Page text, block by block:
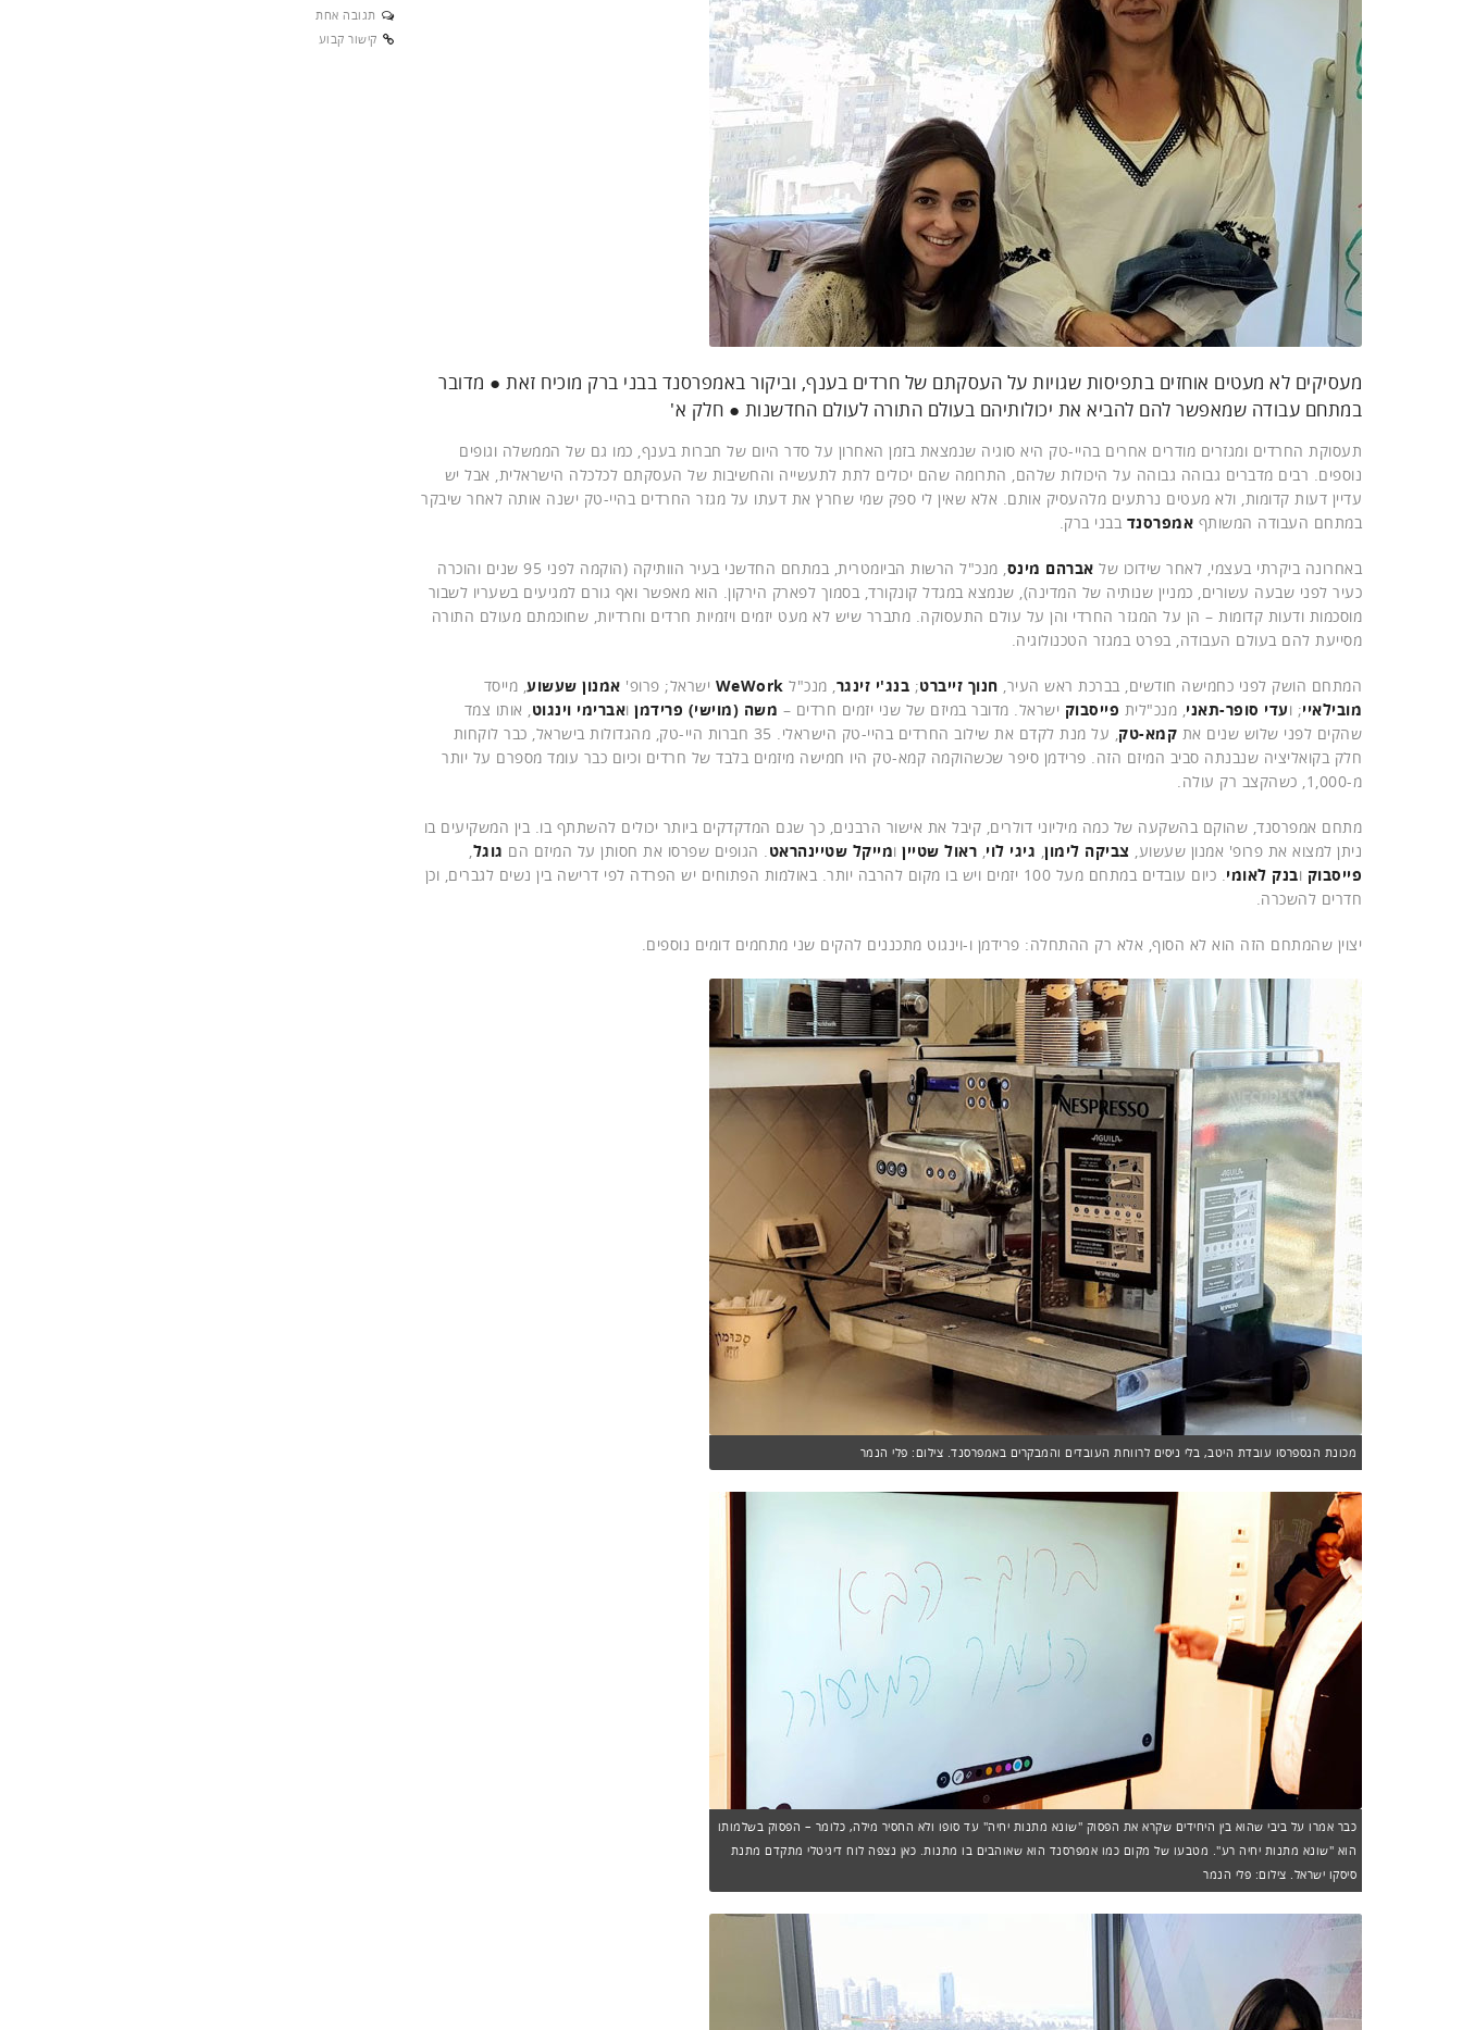
תגובה אחת
קישור קבוע
מעסיקים לא מעטים אוחזים בתפיסות שגויות על העסקתם של חרדים בענף, וביקור באמפרסנד בבני ברק מוכיח זאת ● מדובר
במתחם עבודה שמאפשר להם להביא את יכולותיהם בעולם התורה לעולם החדשנות ● חלק א'
תעסוקת החרדים ומגזרים מודרים אחרים בהיי-טק היא סוגיה שנמצאת בזמן האחרון על סדר היום של חברות בענף, כמו גם של הממשלה וגופים
נוספים. רבים מדברים גבוהה גבוהה על היכולות שלהם, התרומה שהם יכולים לתת לתעשייה והחשיבות של העסקתם לכלכלה הישראלית, אבל יש
עדיין דעות קדומות, ולא מעטים נרתעים מלהעסיק אותם. אלא שאין לי ספק שמי שחרץ את דעתו על מגזר החרדים בהיי-טק ישנה אותה לאחר שיבקר
במתחם העבודה המשותף אמפרסנד בבני ברק.
באחרונה ביקרתי בעצמי, לאחר שידוכו של אברהם מינס
, מנכ"ל הרשות הביומטרית, במתחם החדשני בעיר הוותיקה (הוקמה לפני 95 שנים והוכרה
כעיר לפני שבעה עשורים, כמניין שנותיה של המדינה), שנמצא במגדל קונקורד, בסמוך לפארק הירקון. הוא מאפשר ואף גורם למגיעים בשעריו לשבור
מוסכמות ודעות קדומות – הן על המגזר החרדי והן על עולם התעסוקה. מתברר שיש לא מעט יזמים ויזמיות חרדים וחרדיות, שחוכמתם מעולם התורה
מסייעת להם בעולם העבודה, בפרט במגזר הטכנולוגיה.
המתחם הושק לפני כחמישה חודשים, בברכת ראש העיר, חנוך זייברט; בנג'י זינגר, מנכ"ל WeWork ישראל; פרופ' אמנון שעשוע, מייסד
מובילאיי; ועדי סופר-תאני, מנכ"לית פייסבוק ישראל. מדובר במיזם של שני יזמים חרדים – משה (מוישי) פרידמן ואברימי וינגוט, אותו צמד
שהקים לפני שלוש שנים את קמא-טק
, על מנת לקדם את שילוב החרדים בהיי-טק הישראלי. 35 חברות היי-טק, מהגדולות בישראל, כבר לוקחות
חלק בקואליציה שנבנתה סביב המיזם הזה. פרידמן סיפר שכשהוקמה קמא-טק היו חמישה מיזמים בלבד של חרדים וכיום כבר עומד מספרם על יותר
מ-1,000, כשהקצב רק עולה.
מתחם אמפרסנד, שהוקם בהשקעה של כמה מיליוני דולרים, קיבל את אישור הרבנים, כך שגם המדקדקים ביותר יכולים להשתתף בו. בין המשקיעים בו
ניתן למצוא את פרופ' אמנון שעשוע, צביקה לימון, גיגי לוי, ראול שטיין ומייקל שטיינהראט. הגופים שפרסו את חסותן על המיזם הם גוגל,
פייסבוק ובנק לאומי
. כיום עובדים במתחם מעל 100 יזמים ויש בו מקום להרבה יותר. באולמות הפתוחים יש הפרדה לפי דרישה בין נשים לגברים, וכן
חדרים להשכרה.
יצוין שהמתחם הזה הוא לא הסוף, אלא רק ההתחלה: פרידמן ו-וינגוט מתכננים להקים שני מתחמים דומים נוספים.
מכונת הנספרסו עובדת היטב, בלי ניסים לרווחת העובדים והמבקרים באמפרסנד. צילום: פלי הנמר
כבר אמרו על ביבי שהוא בין היחידים שקרא את הפסוק "שונא מתנות יחיה" עד סופו ולא החסיר מילה, כלומר – הפסוק בשלמותו
הוא "שונא מתנות יחיה רע". מטבעו של מקום כמו אמפרסנד הוא שאוהבים בו מתנות. כאן נצפה לוח דיגיטלי מתקדם מתנת
סיסקו ישראל. צילום: פלי הנמר